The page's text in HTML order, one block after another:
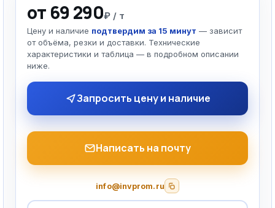
от 69 290₽ / т
Цену и наличие подтвердим за 15 минут — зависит
от объёма, резки и доставки. Технические
характеристики и таблица — в подробном описании
ниже.
Запросить цену и наличие
Написать на почту
info@invprom.ru